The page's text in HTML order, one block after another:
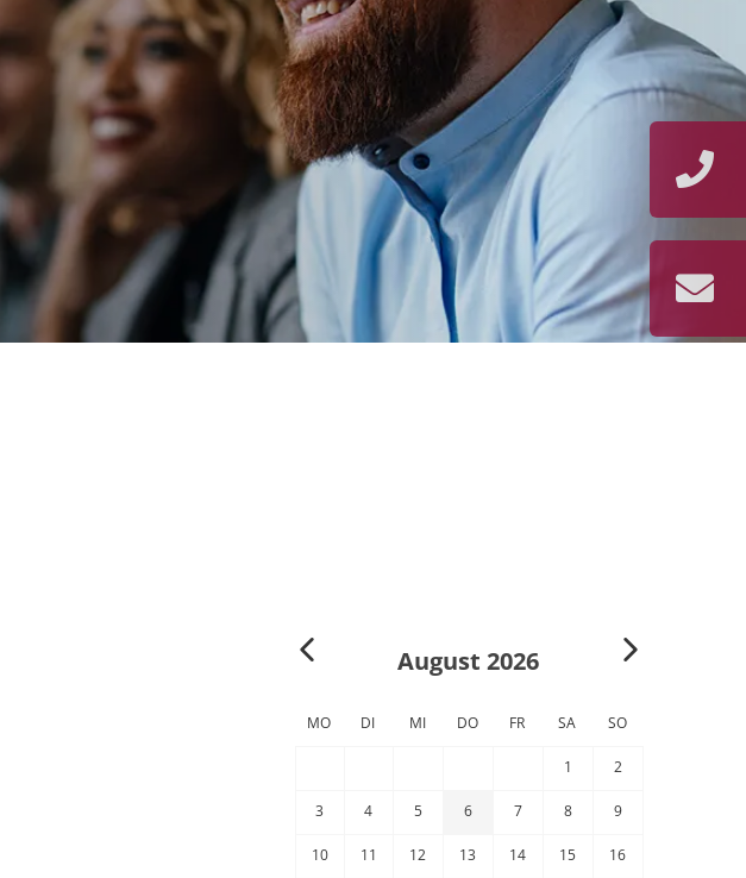
August 2026
MO DI MI DO FR SA SO
1 2
3 4 5 6 7 8 9
10 11 12 13 14 15 16